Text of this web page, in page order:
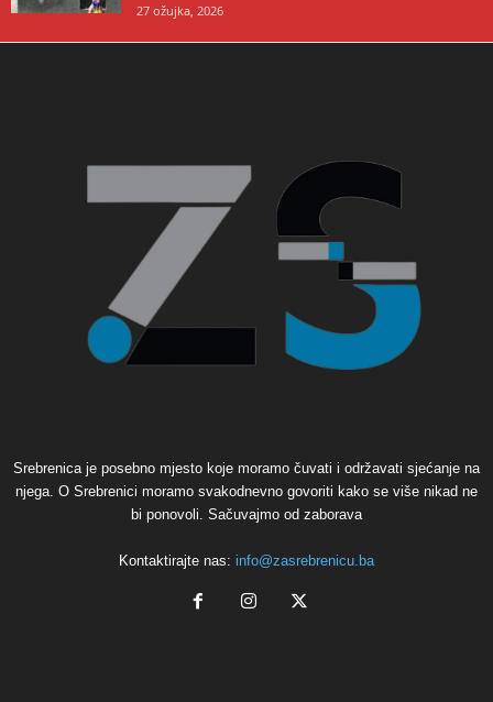
27 ožujka, 2026
Srebrenica je posebno mjesto koje moramo čuvati i održavati sjećanje na
njega. O Srebrenici moramo svakodnevno govoriti kako se više nikad ne
bi ponovoli. Sačuvajmo od zaborava
Kontaktirajte nas: info@zasrebrenicu.ba